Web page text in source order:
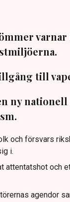
till
ny
och försvars
i.
attentatshot och
agendor